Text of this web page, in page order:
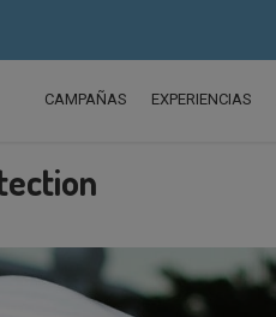
CAMPAÑAS EXPERIENCIAS